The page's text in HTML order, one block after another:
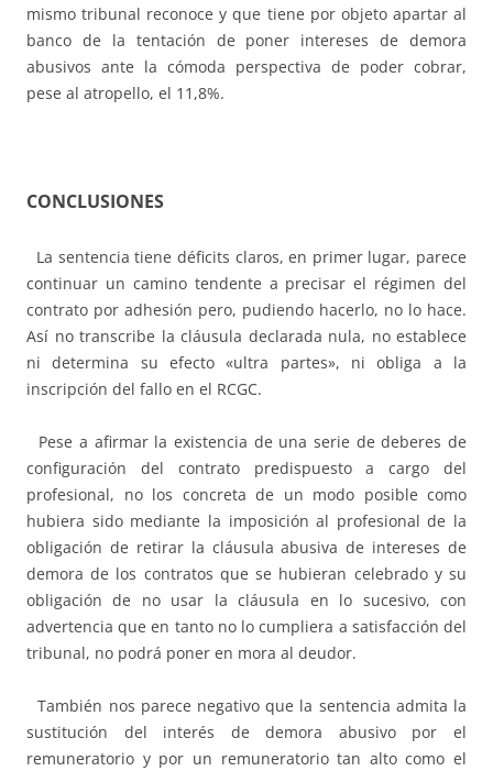
mismo tribunal reconoce y que tiene por objeto apartar al
banco de la tentación de poner intereses de demora
abusivos ante la cómoda perspectiva de poder cobrar,
pese al atropello, el 11,8%.
CONCLUSIONES
La sentencia tiene déficits claros, en primer lugar, parece
continuar un camino tendente a precisar el régimen del
contrato por adhesión pero, pudiendo hacerlo, no lo hace.
Así no transcribe la cláusula declarada nula, no establece
ni determina su efecto «ultra partes», ni obliga a la
inscripción del fallo en el RCGC.
Pese a afirmar la existencia de una serie de deberes de
configuración del contrato predispuesto a cargo del
profesional, no los concreta de un modo posible como
hubiera sido mediante la imposición al profesional de la
obligación de retirar la cláusula abusiva de intereses de
demora de los contratos que se hubieran celebrado y su
obligación de no usar la cláusula en lo sucesivo, con
advertencia que en tanto no lo cumpliera a satisfacción del
tribunal, no podrá poner en mora al deudor.
También nos parece negativo que la sentencia admita la
sustitución del interés de demora abusivo por el
remuneratorio y por un remuneratorio tan alto como el